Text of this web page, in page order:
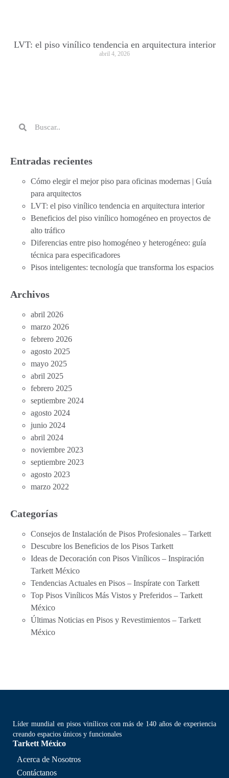
LVT: el piso vinílico tendencia en arquitectura interior
abril 4, 2026
Entradas recientes
Cómo elegir el mejor piso para oficinas modernas | Guía
para arquitectos
LVT: el piso vinílico tendencia en arquitectura interior
Beneficios del piso vinílico homogéneo en proyectos de
alto tráfico
Diferencias entre piso homogéneo y heterogéneo: guía
técnica para especificadores
Pisos inteligentes: tecnología que transforma los espacios
Archivos
abril 2026
marzo 2026
febrero 2026
agosto 2025
mayo 2025
abril 2025
febrero 2025
septiembre 2024
agosto 2024
junio 2024
abril 2024
noviembre 2023
septiembre 2023
agosto 2023
marzo 2022
Categorías
Consejos de Instalación de Pisos Profesionales – Tarkett
Descubre los Beneficios de los Pisos Tarkett
Ideas de Decoración con Pisos Vinílicos – Inspiración
Tarkett México
Tendencias Actuales en Pisos – Inspírate con Tarkett
Top Pisos Vinílicos Más Vistos y Preferidos – Tarkett
México
Últimas Noticias en Pisos y Revestimientos – Tarkett
México
Líder mundial en pisos vinílicos con más de 140 años de experiencia
creando espacios únicos y funcionales
Tarkett México
Acerca de Nosotros
Contáctanos